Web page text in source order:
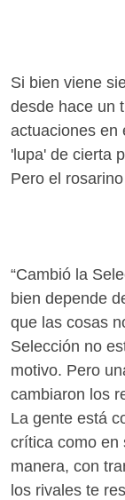
Si bien viene
desde hace un
actuaciones en
'lupa' de cierta
Pero el
“Cambió la
bien depende
que las cosas
Selección no
motivo. Pero
cambiaron los
La gente está
crítica como en
manera, con
los rivales te